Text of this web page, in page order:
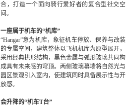
合，打造一个面向骑行爱好者的复合型社交空
间。
一座属于机车的“机库”
“Hangar”意为机库，象征机车停放、保养与改装
的专属空间，建筑整体以飞机机库为原型展开，
采用经典拱形结构，黑色金属与弧形玻璃共同构
成具有未来感的穹顶。两侧玻璃幕墙将自然光与
园区景观引入室内，使建筑同时具备展示性与开
放感。
会升降的“机车T台”